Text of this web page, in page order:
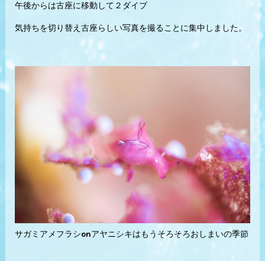
午後からは古座に移動して２ダイブ
気持ちを切り替え古座らしい写真を撮ることに集中しました。
サガミアメフラシonアヤニシキはもうそろそろおしまいの季節